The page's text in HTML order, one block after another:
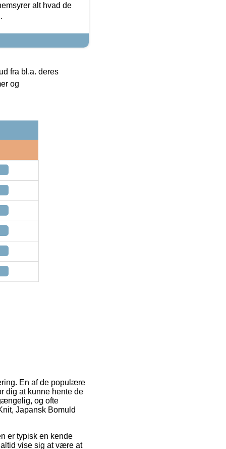
alt hvad de
fra bl.a. deres
og
En af de populære
dig at kunne hente de
og ofte
Japansk Bomuld
er typisk en kende
vise sig at være at